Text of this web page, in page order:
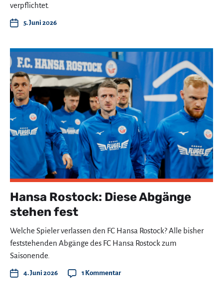
verpflichtet.
5. Juni 2026
Hansa Rostock: Diese Abgänge
stehen fest
Welche Spieler verlassen den FC Hansa Rostock? Alle bisher
feststehenden Abgänge des FC Hansa Rostock zum
Saisonende.
4. Juni 2026 1 Kommentar